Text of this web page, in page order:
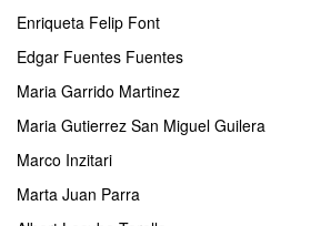
Enriqueta Felip Font
Edgar Fuentes Fuentes
Maria Garrido Martinez
Maria Gutierrez San Miguel Guilera
Marco Inzitari
Marta Juan Parra